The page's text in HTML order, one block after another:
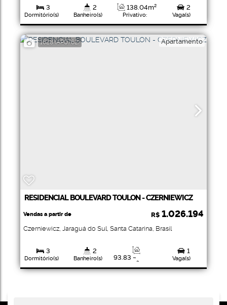
3
Dormitório(s)
2
Banheiro(s) Privativo:
138 .04m²
1
165.23m²
2
Vaga(s)
138.04m²
1628 (AP0762) Apartamento
RESIDENCIAL BOULEVARD TOULON - CZERNIEWICZ
R$ 1.026.194
Vendas a partir de
Czerniewicz, Jaraguá do Sul, Santa Catarina, Brasil
3
Dormitório(s)
2
Banheiro(s)
Privativo:
93.83 ~
m²
1
Suíte(s)
1
Vaga(s)